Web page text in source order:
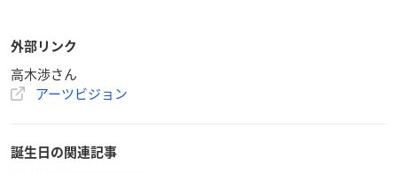
外部リンク
高木渉さん
アーツビジョン
誕生日の関連記事